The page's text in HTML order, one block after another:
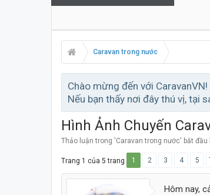
Caravan trong nước
Chào mừng đến với CaravanVN!
Nếu bạn thấy nơi đây thú vị, tại
Hình Ảnh Chuyến
Thảo luận trong 'Caravan trong nước' bắt đầu
Trang 1 của 5 trang 1 2 3 4 5
Hôm nay,